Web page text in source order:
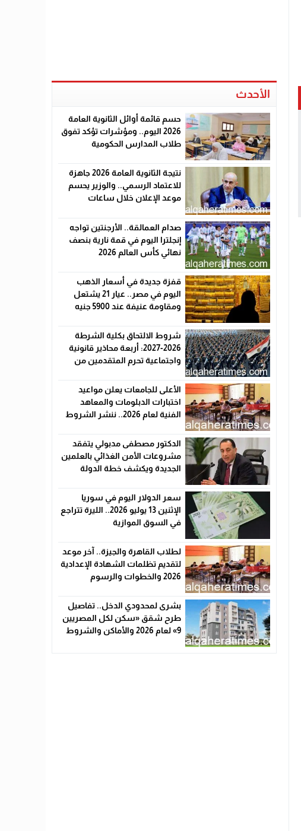
الأحدث
حسم قائمة أوائل الثانوية العامة
2026 اليوم.. ومؤشرات تؤكد تفوق
طلاب المدارس الحكومية
نتيجة الثانوية العامة 2026 جاهزة
للاعتماد الرسمي.. والوزير يحسم
موعد الإعلان خلال ساعات
صدام العمالقة.. الأرجنتين تواجه
إنجلترا اليوم في قمة نارية بنصف
نهائي كأس العالم 2026
قفزة جديدة في أسعار الذهب
اليوم في مصر.. عيار 21 يشتعل
ومقاومة عنيفة عند 5900 جنيه
شروط الالتحاق بكلية الشرطة
2026-2027: أربعة محاذير قانونية
واجتماعية تحرم المتقدمين من
الأعلى للجامعات يعلن مواعيد
اختبارات الدبلومات والمعاهد
الفنية لعام 2026.. ننشر الشروط
الدكتور مصطفى مدبولي يتفقد
مشروعات الأمن الغذائي بالعلمين
الجديدة ويكشف خطة الدولة
سعر الدولار اليوم في سوريا
الإثنين 13 يوليو 2026.. الليرة تتراجع
في السوق الموازية
لطلاب القاهرة والجيزة.. آخر موعد
لتقديم تظلمات الشهادة الإعدادية
2026 والخطوات والرسوم
بشرى لمحدودي الدخل.. تفاصيل
طرح شقق «سكن لكل المصريين
9» لعام 2026 والأماكن والشروط